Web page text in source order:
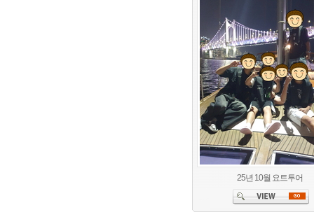
25년 10월 요트투어